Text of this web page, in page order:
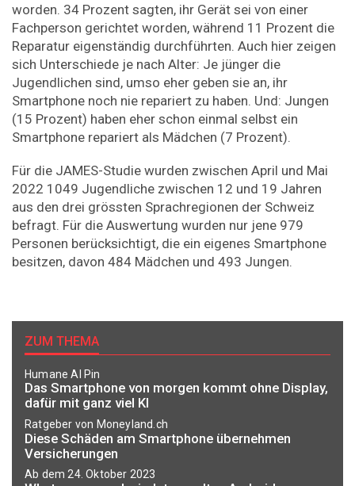
worden. 34 Prozent sagten, ihr Gerät sei von einer
Fachperson gerichtet worden, während 11 Prozent die
Reparatur eigenständig durchführten. Auch hier zeigen
sich Unterschiede je nach Alter: Je jünger die
Jugendlichen sind, umso eher geben sie an, ihr
Smartphone noch nie repariert zu haben. Und: Jungen
(15 Prozent) haben eher schon einmal selbst ein
Smartphone repariert als Mädchen (7 Prozent).
Für die JAMES-Studie wurden zwischen April und Mai
2022 1049 Jugendliche zwischen 12 und 19 Jahren
aus den drei grössten Sprachregionen der Schweiz
befragt. Für die Auswertung wurden nur jene 979
Personen berücksichtigt, die ein eigenes Smartphone
besitzen, davon 484 Mädchen und 493 Jungen.
ZUM THEMA
Humane AI Pin
Das Smartphone von morgen kommt ohne Display,
dafür mit ganz viel KI
Ratgeber von Moneyland.ch
Diese Schäden am Smartphone übernehmen
Versicherungen
Ab dem 24. Oktober 2023